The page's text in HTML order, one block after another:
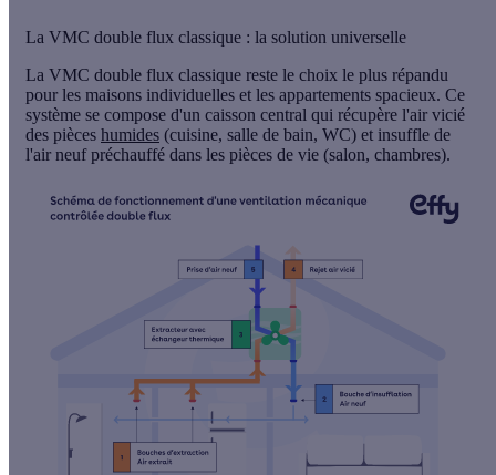
La VMC double flux classique : la solution universelle
La VMC double flux classique reste le choix le plus répandu
pour les maisons individuelles et les appartements spacieux. Ce
système se compose d'un caisson central qui récupère l'air vicié
des pièces humides (cuisine, salle de bain, WC) et insuffle de
l'air neuf préchauffé dans les pièces de vie (salon, chambres).